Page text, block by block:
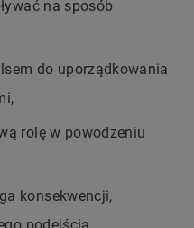
na sposób
do uporządkowania
rolę w powodzeniu
konsekwencji,
podejścia.